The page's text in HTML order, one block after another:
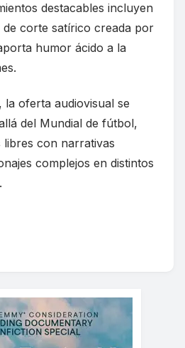
destacables incluyen
de corte satírico creada por
humor ácido a la
la oferta audiovisual se
del Mundial de fútbol,
con narrativas
complejos en distintos